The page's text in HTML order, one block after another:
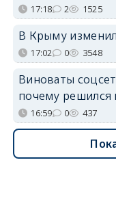
17:18 2 1525
В Крыму
17:02 0 3548
Виноваты
почему решился
16:59 0 437